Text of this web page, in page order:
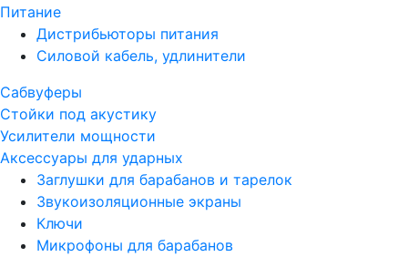
Питание
Дистрибьюторы питания
Силовой кабель, удлинители
Сабвуферы
Стойки под акустику
Усилители мощности
Аксессуары для ударных
Заглушки для барабанов и тарелок
Звукоизоляционные экраны
Ключи
Микрофоны для барабанов